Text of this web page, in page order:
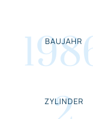
BAUJAHR
ZYLINDER